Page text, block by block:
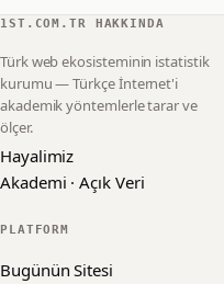
1ST.COM.TR HAKKINDA
Türk web ekosisteminin istatistik
kurumu — Türkçe İnternet'i
akademik yöntemlerle tarar ve
ölçer.
Hayalimiz
Akademi · Açık Veri
PLATFORM
Bugünün Sitesi